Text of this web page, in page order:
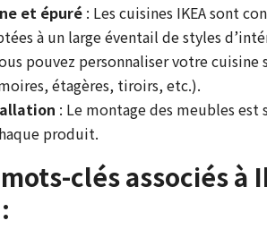
et épuré : Les cuisines IKEA sont
à un large éventail de styles
pouvez personnaliser votre cuisine
étagères, tiroirs, etc.).
: Le montage des meubles
produit.
clés associés à